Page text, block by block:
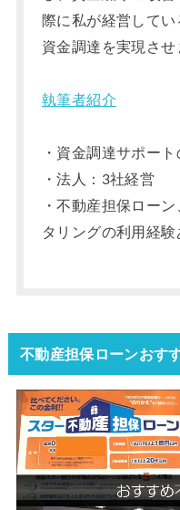
際に私が経営して
資金調達を実現させ
執筆者紹介
・資金調達サポー
・法人：3社経営
・不動産担保ロー
タリングの利用経験
不動産担保ローンおす